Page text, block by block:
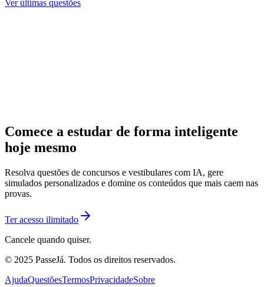
Ver últimas questões
Comece a estudar de forma inteligente
hoje mesmo
Resolva questões de concursos e vestibulares com IA, gere
simulados personalizados e domine os conteúdos que mais caem nas
provas.
Ter acesso ilimitado
Cancele quando quiser.
© 2025 PasseJá. Todos os direitos reservados.
AjudaQuestõesTermosPrivacidadeSobre